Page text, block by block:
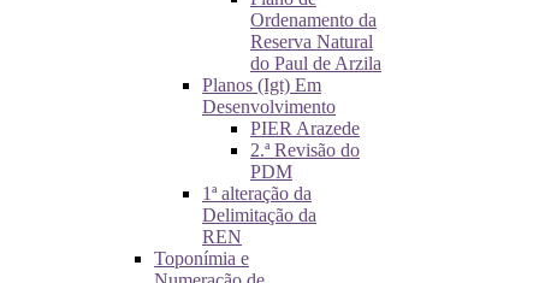
Ordenamento da
Reserva Natural
do Paul de Arzila
Planos (Igt) Em
Desenvolvimento
PIER Arazede
2.ª Revisão do
PDM
1ª alteração da
Delimitação da
REN
Toponímia e